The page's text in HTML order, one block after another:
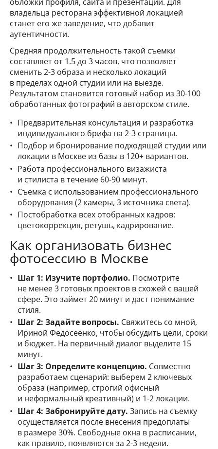
владельца ресторана эффективной локацией
станет его же заведение, что добавит
аутентичности.
Средняя продолжительность такой съемки
составляет от 1.5 до 3 часов, что позволяет
сменить 2-3 образа и несколько локаций
в пределах одной студии или на выезде.
Результатом становится готовый набор из 30-100
обработанных фотографий в авторском стиле.
Предварительная консультация и разработка
индивидуального брифа на 2-3 страницы.
Подбор и бронирование подходящей студии или
локации в Москве из базы в 120+ вариантов.
Работа профессионального визажиста
и стилиста в течение 60-90 минут.
Съемка с использованием профессионального
оборудования (2 камеры, 3 источника света).
Постобработка всех отобранных кадров:
цветокоррекция, ретушь, кадрирование.
Как организовать бизнес
фотосессию в Москве
Шаг 1: Изучите портфолио. Посмотрите
не менее 3 готовых проектов в схожей с вашей
сфере. Это займет 20 минут и даст понимание
стиля.
Шаг 2: Задайте вопросы. Свяжитесь со мной,
Ириной Федосеенко, чтобы обсудить цели, сроки
и бюджет. На первичный диалог выделите 15
минут.
Шаг 3: Определите концепцию. Совместно
разработаем сценарий: выберем 2 ключевых
образа (например, строгий офисный
и неформальный креативный) и 1-2 локации.
Шаг 4: Забронируйте дату. Запись на съемку
осуществляется после внесения предоплаты
в размере 30%. Свободные окна в расписании,
как правило, появляются за 2-3 недели.